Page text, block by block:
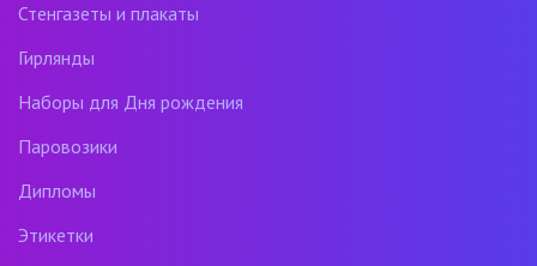
Стенгазеты и плакаты
Гирлянды
Наборы для Дня рождения
Паровозики
Дипломы
Этикетки